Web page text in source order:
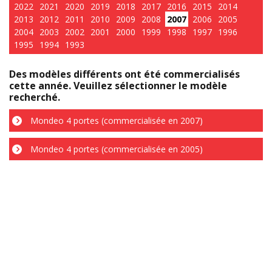
2022 2021 2020 2019 2018 2017 2016 2015
2014
2013
2012 2011 2010 2009 2008 2007 2006
2005
2004 2003 2002 2001 2000 1999 1998 1997 1996
1995
1994 1993
Des modèles différents ont été commercialisés
cette année. Veuillez sélectionner le modèle
recherché.
Mondeo 4 portes (commercialisée en 2007)
Mondeo 4 portes (commercialisée en 2005)